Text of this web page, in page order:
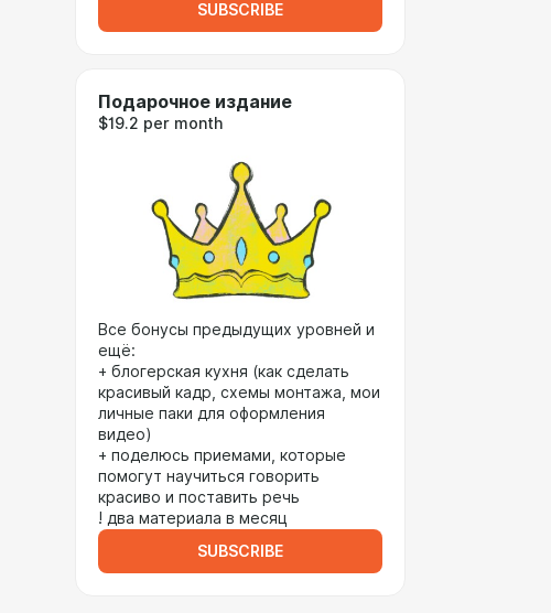
SUBSCRIBE
Подарочное издание
$19.2 per month
Все бонусы предыдущих уровней и
ещё:
+ блогерская кухня (как сделать
красивый кадр, схемы монтажа, мои
личные паки для оформления
видео)
+ поделюсь приемами, которые
помогут научиться говорить
красиво и поставить речь
! два материала в месяц
SUBSCRIBE